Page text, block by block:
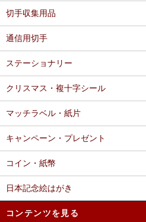
切手収集用品
通信用切手
ステーショナリー
クリスマス・複十字シール
マッチラベル・紙片
キャンペーン・プレゼント
コイン・紙幣
日本記念絵はがき
コンテンツを見る